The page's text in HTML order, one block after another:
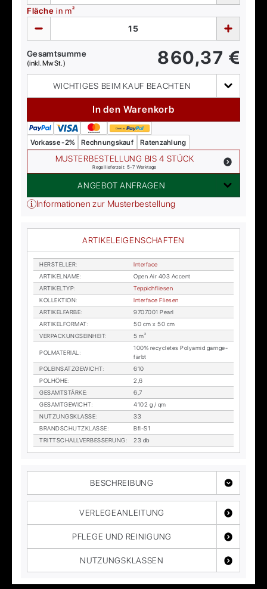
Fläche in m²
Gesamtsumme
(inkl. MwSt.) 860,37 €
WICHTIGES BEIM KAUF BEACHTEN
In den Warenkorb
Vorkasse -2% Rechnungskauf Ratenzahlung
MUSTERBESTELLUNG BIS 4 STÜCK
Regellieferzeit: 5-7 Werktage
ANGEBOT ANFRAGEN
Informationen zur Musterbestellung
ARTIKELEIGENSCHAFTEN
HER­STEL­LER:
In­ter­face
AR­TI­KEL­NA­ME:
Open Air 403 Ac­cent
AR­TI­KEL­TYP:
Tep­pich­flie­sen
KOL­LEK­TI­ON:
In­ter­face Flie­sen
AR­TI­KEL­FAR­BE:
9707001 Pearl
AR­TI­KEL­FOR­MAT:
50 cm x 50 cm
VER­PA­CKUNGS­EIN­HEIT: 5 m²
POL­MA­TE­RI­AL :
100% re­cy­cle­tes Po­ly­amid garn­ge­
färbt
POL­EIN­SATZ­GE­WICHT:
610
POL­HÖ­HE:
2,6
GE­SAMT­STÄR­KE:
6,7
GE­SAMT­GE­WICHT:
4102 g / qm
NUT­ZUNGS­KLAS­SE:
33
BRAND­SCHUTZ­KLAS­SE:
Bfl-S1
TRITT­SCHALL­VER­BES­SE­RUNG: 23 db
BESCHREIBUNG
VERLEGEANLEITUNG
PFLEGE UND REINIGUNG
NUTZUNGSKLASSEN